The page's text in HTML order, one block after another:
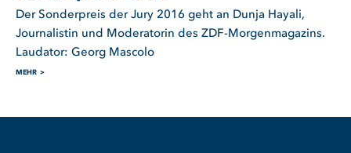
Der Sonderpreis der Jury 2016 geht an Dunja Hayali,
Journalistin und Moderatorin des ZDF-Morgenmagazins.
Laudator: Georg Mascolo
MEHR